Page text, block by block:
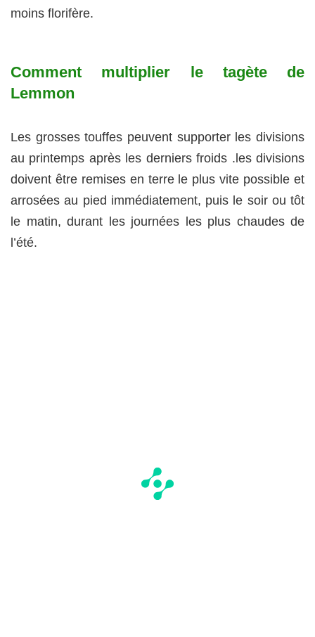
moins florifère.
Comment multiplier le tagète de
Lemmon
Les grosses touffes peuvent supporter les divisions
au printemps après les derniers froids .les divisions
doivent être remises en terre le plus vite possible et
arrosées au pied immédiatement, puis le soir ou tôt
le matin, durant les journées les plus chaudes de
l’été.